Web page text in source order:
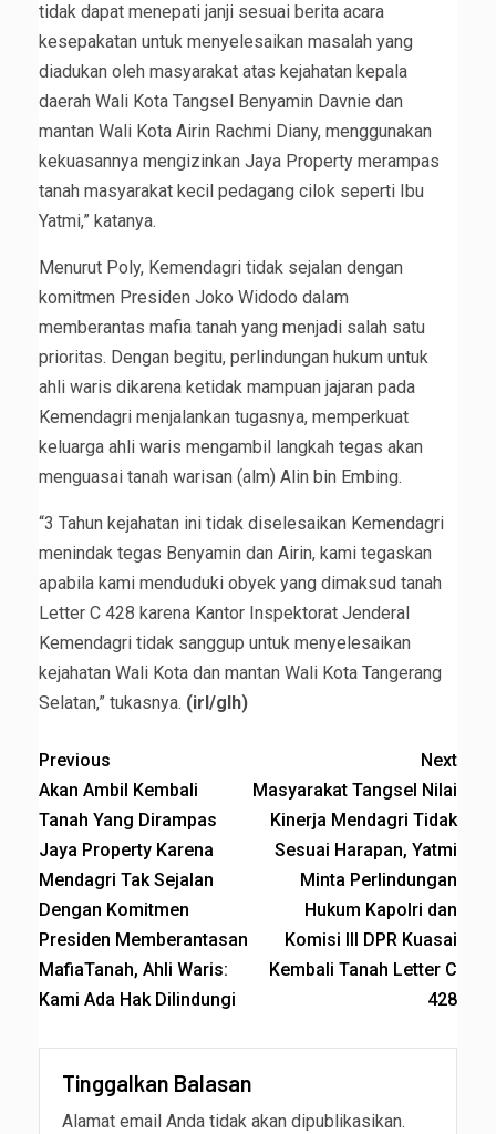
tidak dapat menepati janji sesuai berita acara
kesepakatan untuk menyelesaikan masalah yang
diadukan oleh masyarakat atas kejahatan kepala
daerah Wali Kota Tangsel Benyamin Davnie dan
mantan Wali Kota Airin Rachmi Diany, menggunakan
kekuasannya mengizinkan Jaya Property merampas
tanah masyarakat kecil pedagang cilok seperti Ibu
Yatmi,” katanya.
Menurut Poly, Kemendagri tidak sejalan dengan
komitmen Presiden Joko Widodo dalam
memberantas mafia tanah yang menjadi salah satu
prioritas. Dengan begitu, perlindungan hukum untuk
ahli waris dikarena ketidak mampuan jajaran pada
Kemendagri menjalankan tugasnya, memperkuat
keluarga ahli waris mengambil langkah tegas akan
menguasai tanah warisan (alm) Alin bin Embing.
“3 Tahun kejahatan ini tidak diselesaikan Kemendagri
menindak tegas Benyamin dan Airin, kami tegaskan
apabila kami menduduki obyek yang dimaksud tanah
Letter C 428 karena Kantor Inspektorat Jenderal
Kemendagri tidak sanggup untuk menyelesaikan
kejahatan Wali Kota dan mantan Wali Kota Tangerang
Selatan,” tukasnya. (irl/glh)
Previous
Akan Ambil Kembali
Tanah Yang Dirampas
Jaya Property Karena
Mendagri Tak Sejalan
Dengan Komitmen
Presiden Memberantasan
MafiaTanah, Ahli Waris:
Kami Ada Hak Dilindungi
Next
Masyarakat Tangsel Nilai
Kinerja Mendagri Tidak
Sesuai Harapan, Yatmi
Minta Perlindungan
Hukum Kapolri dan
Komisi III DPR Kuasai
Kembali Tanah Letter C
428
Tinggalkan Balasan
Alamat email Anda tidak akan dipublikasikan.